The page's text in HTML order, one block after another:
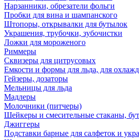
Нарзанники, обрезатели фольги
Пробки для вина и шампанского
Штопоры, открывалки для бутылок
Украшения, трубочки, зубочистки
Ложки для мороженого
Риммеры
Сквизеры для цитрусовых
Емкости и формы для льда, для
Гейзеры, дозаторы
Мельницы для льда
Мадлеры
Молочники (питчеры)
Шейкеры и смесительные стаканы,
Джиггеры
Подставки барные для салфеток и